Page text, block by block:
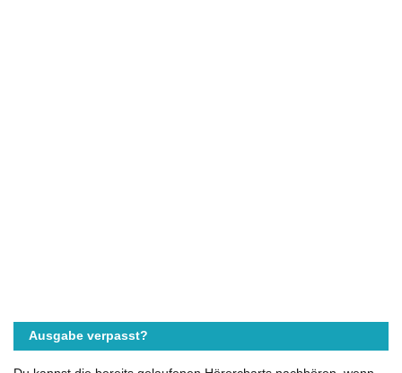
Ausgabe verpasst?